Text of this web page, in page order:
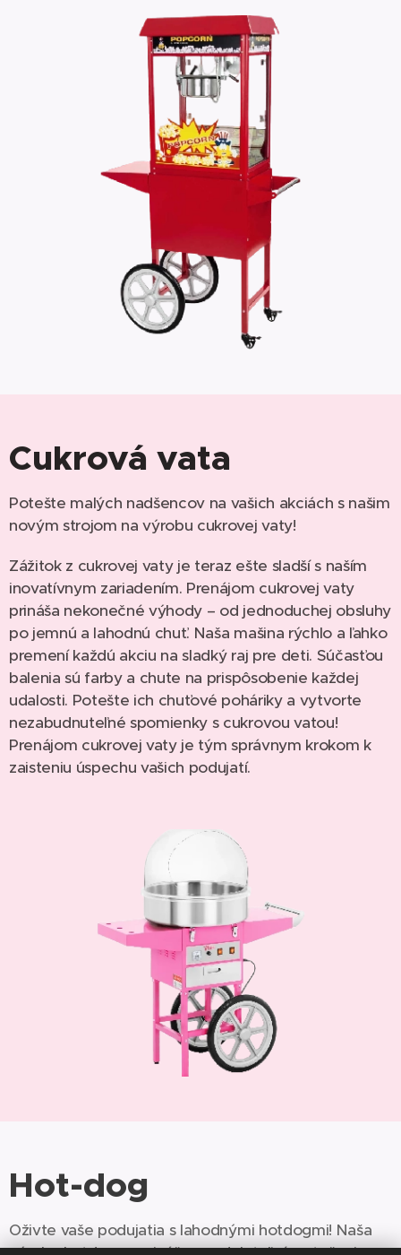
Cukrová vata
Potešte malých nadšencov na vašich akciách s našim
novým strojom na výrobu cukrovej vaty!
Zážitok z cukrovej vaty je teraz ešte sladší s naším
inovatívnym zariadením. Prenájom cukrovej vaty
prináša nekonečné výhody – od jednoduchej obsluhy
po jemnú a lahodnú chuť. Naša mašina rýchlo a ľahko
premení každú akciu na sladký raj pre deti. Súčasťou
balenia sú farby a chute na prispôsobenie každej
udalosti. Potešte ich chuťové poháriky a vytvorte
nezabudnuteľné spomienky s cukrovou vatou!
Prenájom cukrovej vaty je tým správnym krokom k
zaisteniu úspechu vašich podujatí.
Hot-dog
Oživte vaše podujatia s lahodnými hotdogmi! Naša